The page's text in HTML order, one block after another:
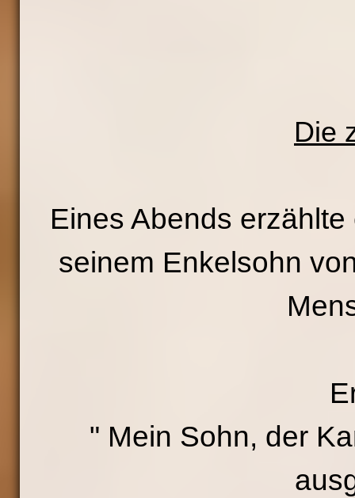
Die
Eines Abends
seinem Enkelsohn
" Mein Sohn, der